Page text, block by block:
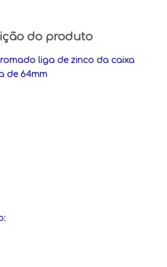
do produto
liga de zinco da caixa
de 64mm